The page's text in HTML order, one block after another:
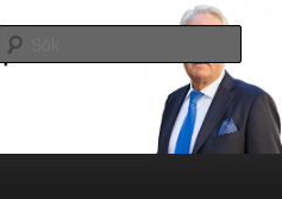
ordförande i Katrineholm tycker och